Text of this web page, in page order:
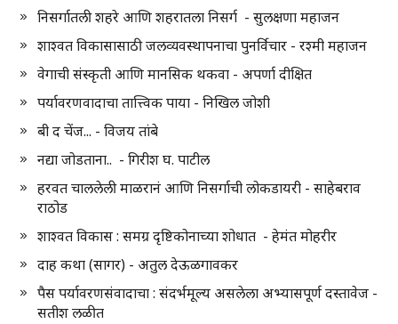
निसर्गातली शहरे आणि शहरातला निसर्ग - सुलक्षणा महाजन
शाश्वत विकासासाठी जलव्यवस्थापनाचा पुनर्विचार - रश्मी महाजन
वेगाची संस्कृती आणि मानसिक थकवा - अपर्णा दीक्षित
पर्यावरणवादाचा तात्त्विक पाया - निखिल जोशी
बी द चेंज... - विजय तांबे
नद्या जोडताना.. - गिरीश घ. पाटील
हरवत चाललेली माळरानं आणि निसर्गाची लोकडायरी - साहेबराव
राठोड
शाश्वत विकास : समग्र दृष्टिकोनाच्या शोधात - हेमंत मोहरीर
दाह कथा (सागर) - अतुल देऊळगावकर
पैस पर्यावरणसंवादाचा : संदर्भमूल्य असलेला अभ्यासपूर्ण दस्तावेज -
सतीश लळीत